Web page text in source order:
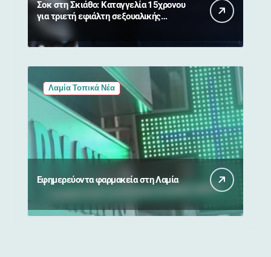
Σοκ στη Σκιάθο: Καταγγελία 15χρονου
για τριετή εφιάλτη σεξουαλικής
κακοποίησης και εκβιασμών από
17χρονο
Λαμία Τοπικά Νέα
Εφημερεύοντα φαρμακεία στη Λαμία